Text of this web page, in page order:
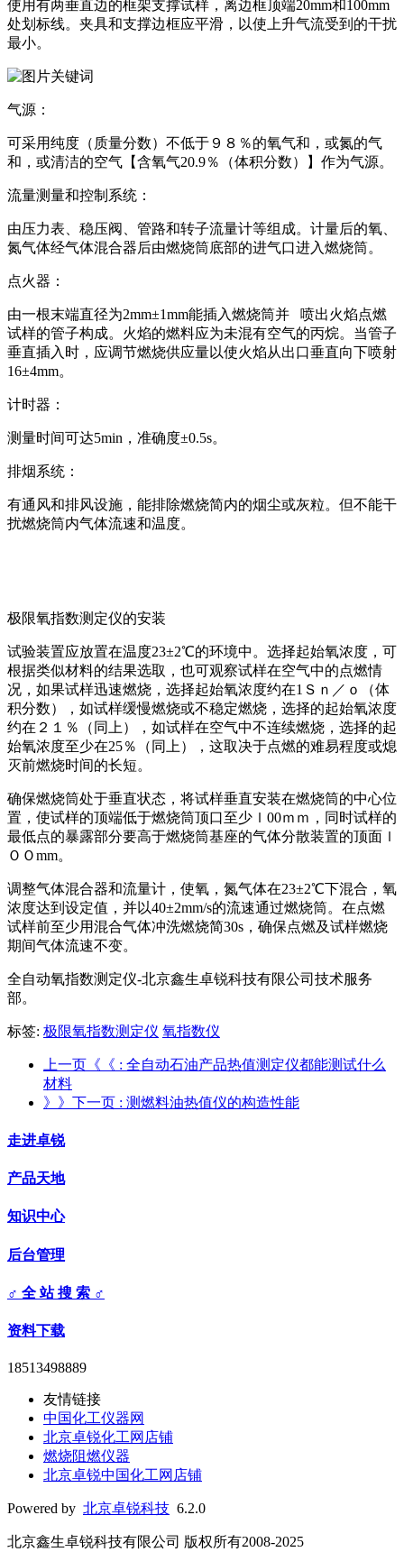
使用有两垂直边的框架支撑试样，离边框顶端20mm和100mm
处划标线。夹具和支撑边框应平滑，以使上升气流受到的干扰
最小。
气源：
可采用纯度（质量分数）不低于９８％的氧气和，或氮的气
和，或清洁的空气【含氧气20.9％（体积分数）】作为气源。
流量测量和控制系统：
由压力表、稳压阀、管路和转子流量计等组成。计量后的氧、
氮气体经气体混合器后由燃烧筒底部的进气口进入燃烧筒。
点火器：
由一根末端直径为2mm±1mm能插入燃烧筒并 喷出火焰点燃
试样的管子构成。火焰的燃料应为未混有空气的丙烷。当管子
垂直插入时，应调节燃烧供应量以使火焰从出口垂直向下喷射
16±4mm。
计时器：
测量时间可达5min，准确度±0.5s。
排烟系统：
有通风和排风设施，能排除燃烧简内的烟尘或灰粒。但不能干
扰燃烧筒内气体流速和温度。
极限氧指数测定仪的安装
试验装置应放置在温度23±2℃的环境中。选择起始氧浓度，可
根据类似材料的结果选取，也可观察试样在空气中的点燃情
况，如果试样迅速燃烧，选择起始氧浓度约在1Ｓｎ／ｏ（体
积分数），如试样缓慢燃烧或不稳定燃烧，选择的起始氧浓度
约在２１％（同上），如试样在空气中不连续燃烧，选择的起
始氧浓度至少在25％（同上），这取决于点燃的难易程度或熄
灭前燃烧时间的长短。
确保燃烧筒处于垂直状态，将试样垂直安装在燃烧筒的中心位
置，使试样的顶端低于燃烧筒顶口至少ｌ00ｍｍ，同时试样的
最低点的暴露部分要高于燃烧筒基座的气体分散装置的顶面ｌ
ＯＯmm。
调整气体混合器和流量计，使氧，氮气体在23±2℃下混合，氧
浓度达到设定值，并以40±2mm/s的流速通过燃烧筒。在点燃
试样前至少用混合气体冲洗燃烧简30s，确保点燃及试样燃烧
期间气体流速不变。
全自动氧指数测定仪-北京鑫生卓锐科技有限公司技术服务
部。
标签: 极限氧指数测定仪 氧指数仪
上一页《《 : 全自动石油产品热值测定仪都能测试什么
材料
》》下一页 : 测燃料油热值仪的构造性能
走进卓锐
产品天地
知识中心
后台管理
♂ 全 站 搜 索 ♂
资料下载
18513498889
友情链接
中国化工仪器网
北京卓锐化工网店铺
燃烧阻燃仪器
北京卓锐中国化工网店铺
Powered by 北京卓锐科技 6.2.0
北京鑫生卓锐科技有限公司 版权所有2008-2025